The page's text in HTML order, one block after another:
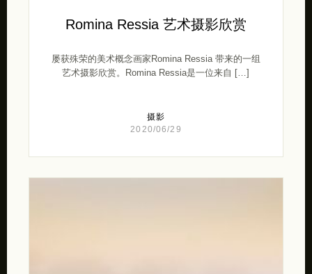
Romina Ressia 艺术摄影欣赏
屡获殊荣的美术概念画家Romina Ressia 带来的一组
艺术摄影欣赏。Romina Ressia是一位来自 […]
摄影
2020/06/29